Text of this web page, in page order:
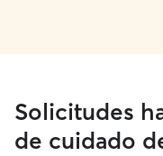
Solicitudes
de cuidado